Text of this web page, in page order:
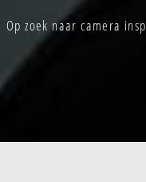
Op zoek naar camera